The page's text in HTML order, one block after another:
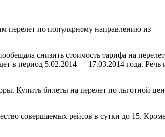
перелет по популярному направлению из
снизить стоимость тарифа на
в период 5.02.2014 — 17.03.2014 года. Речь
Купить билеты на перелет по льготной
совершаемых рейсов в сутки до 15.